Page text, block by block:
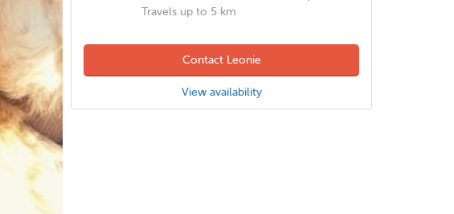
Travels up to 5 km
Contact Leonie
View availability